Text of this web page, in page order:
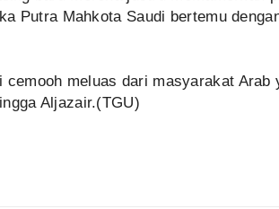
Putra Mahkota Saudi bertemu
cemooh meluas dari masyarakat Arab
Aljazair.(TGU)